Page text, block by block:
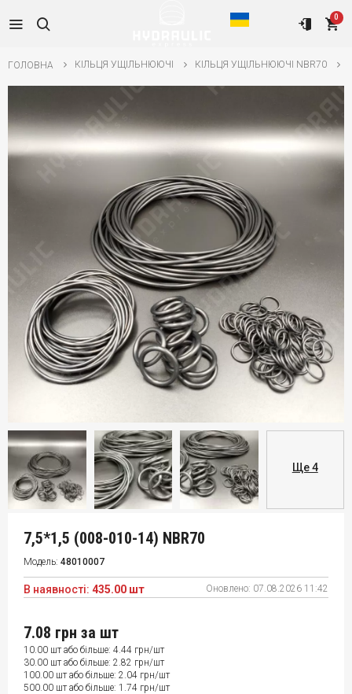
0
ГОЛОВНА КІЛЬЦЯ УЩІЛЬНЮЮЧІ КІЛЬЦЯ УЩІЛЬНЮЮЧІ NBR70
Ще 4
7,5*1,5 (008-010-14) NBR70
Модель: 48010007
В наявності: 435.00 шт Оновлено: 07.08.2026 11:42
7.08 грн за шт
10.00 шт або більше: 4.44 грн/шт
30.00 шт або більше: 2.82 грн/шт
100.00 шт або більше: 2.04 грн/шт
500.00 шт або більше: 1.74 грн/шт